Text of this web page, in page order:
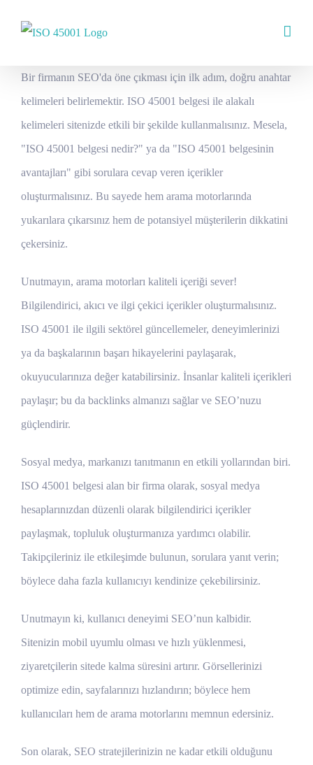
Bir firmanın SEO'da öne çıkması için ilk adım, doğru anahtar
kelimeleri belirlemektir. ISO 45001 belgesi ile alakalı
kelimeleri sitenizde etkili bir şekilde kullanmalısınız. Mesela,
"ISO 45001 belgesi nedir?" ya da "ISO 45001 belgesinin
avantajları" gibi sorulara cevap veren içerikler
oluşturmalısınız. Bu sayede hem arama motorlarında
yukarılara çıkarsınız hem de potansiyel müşterilerin dikkatini
çekersiniz.
Unutmayın, arama motorları kaliteli içeriği sever!
Bilgilendirici, akıcı ve ilgi çekici içerikler oluşturmalısınız.
ISO 45001 ile ilgili sektörel güncellemeler, deneyimlerinizi
ya da başkalarının başarı hikayelerini paylaşarak,
okuyucularınıza değer katabilirsiniz. İnsanlar kaliteli içerikleri
paylaşır; bu da backlinks almanızı sağlar ve SEO’nuzu
güçlendirir.
Sosyal medya, markanızı tanıtmanın en etkili yollarından biri.
ISO 45001 belgesi alan bir firma olarak, sosyal medya
hesaplarınızdan düzenli olarak bilgilendirici içerikler
paylaşmak, topluluk oluşturmanıza yardımcı olabilir.
Takipçileriniz ile etkileşimde bulunun, sorulara yanıt verin;
böylece daha fazla kullanıcıyı kendinize çekebilirsiniz.
Unutmayın ki, kullanıcı deneyimi SEO’nun kalbidir.
Sitenizin mobil uyumlu olması ve hızlı yüklenmesi,
ziyaretçilerin sitede kalma süresini artırır. Görsellerinizi
optimize edin, sayfalarınızı hızlandırın; böylece hem
kullanıcıları hem de arama motorlarını memnun edersiniz.
Son olarak, SEO stratejilerinizin ne kadar etkili olduğunu